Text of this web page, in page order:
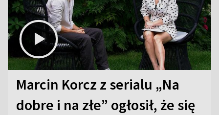
Marcin Korcz z serialu „Na
dobre i na złe” ogłosił, że się